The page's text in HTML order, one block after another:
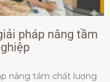
pháp nâng tầm
nâng tầm chất lượng